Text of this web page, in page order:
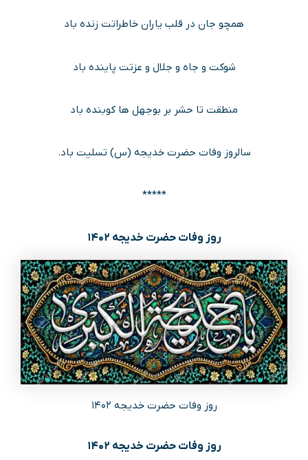
همچو جان در قلب یاران خاطراتت زنده باد
شوکت و جاه و جلال و عزتت پاینده باد
منطقت تا حشر بر بوجهل ها کوبنده باد
سالروز وفات حضرت خدیجه (س) تسلیت باد.
*****
روز وفات حضرت خدیجه ۱۴۰۲
روز وفات حضرت خدیجه ۱۴۰۲
روز وفات حضرت خدیجه ۱۴۰۲